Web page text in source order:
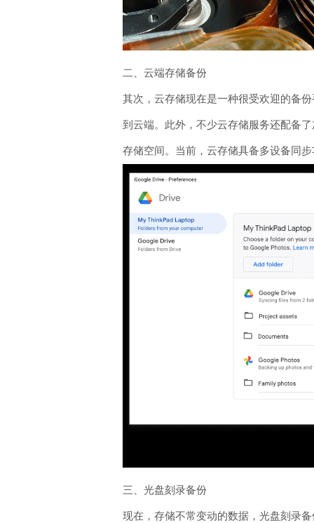
二、云端存储备份
其次，云存储现在是一种很受欢迎的备
到云端。此外，不少云存储服务还配备
存储空间。当前，云存储具备多设备同
三、光盘刻录备份
现在，存储不常变动的数据，光盘刻录